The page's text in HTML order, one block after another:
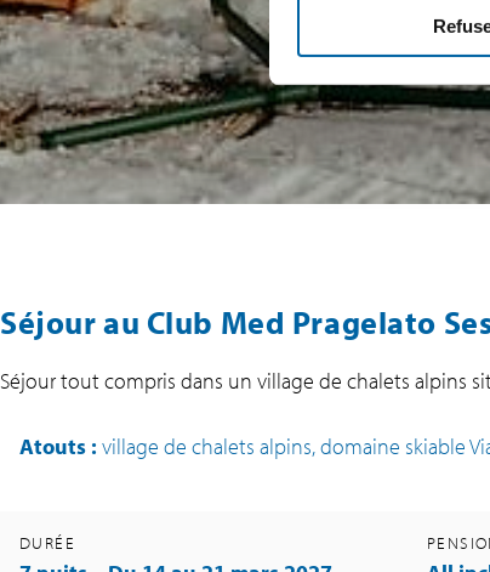
Séjour au Club Med Pragelato
Séjour tout compris dans un village de chalets alpins
Atouts : village de chalets alpins, domaine skiable
DURÉE